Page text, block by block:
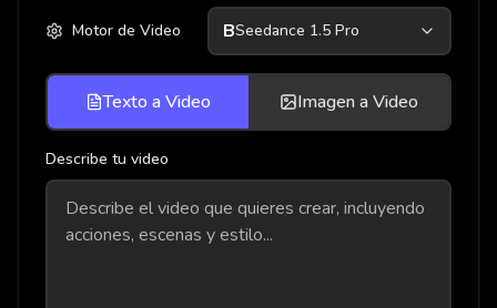
Motor de Video BSeedance 1.5 Pro
Texto a Video Imagen a Video
Describe tu video